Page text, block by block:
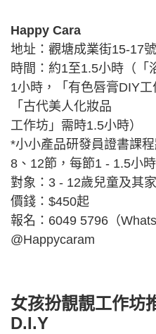
Happy Cara
地址：觀塘成業街15-17
時間：約1至1.5小時（「
1小時，「有色唇膏DIY
「古代美人化妝品
工作坊」需時1.5小時）
*小小產品研發員證書課
8、12節，每節1 - 1.5小時
對象：3 - 12歲兒童及其
價錢：$450起
報名：6049 5796（
@Happycaram
女孩扮靚靚工作坊
D.I.Y